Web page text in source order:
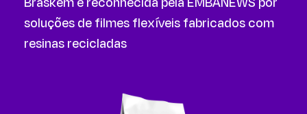
soluções de filmes flexíveis fabricados com
resinas recicladas